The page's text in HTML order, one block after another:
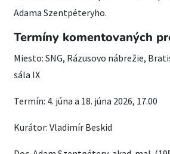
Adama Szentpéteryho.
Termíny komentovaných
Miesto: SNG, Rázusovo nábrežie,
sála IX
Termín: 4. júna a 18. júna 2026, 17.00
Kurátor: Vladimír Beskid